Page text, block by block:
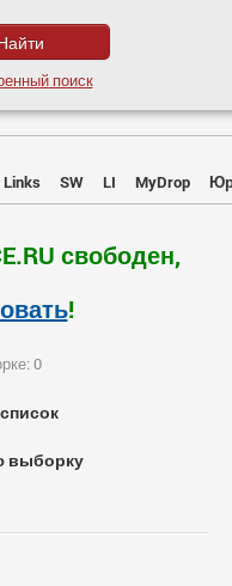
поиск
Links SW LI MyDrop
свободен,
!
0
выборку